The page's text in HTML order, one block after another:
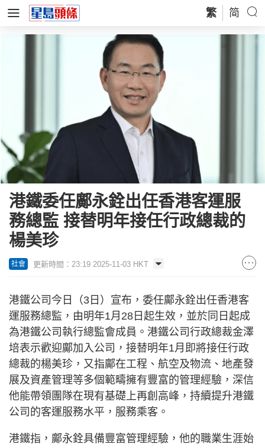
繁 简
港鐵委任鄺永銓出任香港客運服
務總監 接替明年接任行政總裁的
楊美珍
社會 更新時間：23:19 2025-11-03 HKT
港鐵公司今日（3日）宣布，委任鄺永銓出任香港客
運服務總監，由明年1月28日起生效，並於同日起成
為港鐵公司執行總監會成員。港鐵公司行政總裁金澤
培表示歡迎鄺加入公司，接替明年1月即將接任行政
總裁的楊美珍，又指鄺在工程、航空及物流、地產發
展及資產管理等多個範疇擁有豐富的管理經驗，深信
他能帶領團隊在現有基礎上再創高峰，持續提升港鐵
公司的客運服務水平，服務乘客。
港鐵指，鄺永銓具備豐富管理經驗，他的職業生涯始